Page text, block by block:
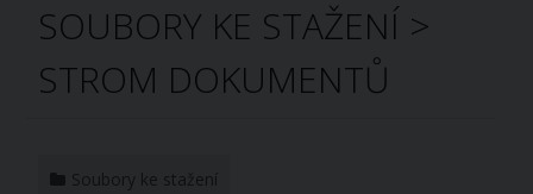
SOUBORY KE STAŽENÍ >
STROM DOKUMENTŮ
Soubory ke stažení